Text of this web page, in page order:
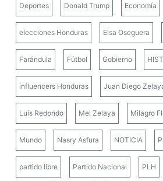
Deportes Donald Trump Economía
elecciones Honduras Elsa Oseguera
Farándula Fútbol Gobierno
influencers Honduras Juan Diego
Luis Redondo Mel Zelaya Milagro
Mundo Nasry Asfura NOTICIA
partido libre Partido Nacional PLH